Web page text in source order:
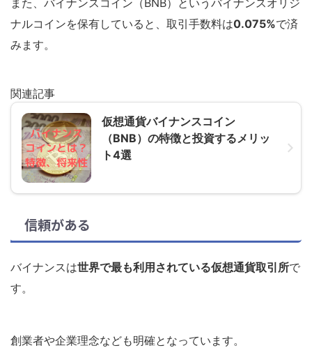
ナルコインを保有していると、取引手数料は0.075%で済
みます。
関連記事
仮想通貨バイナンスコイン
（BNB）の特徴と投資するメリッ
ト4選
信頼がある
バイナンスは世界で最も利用されている仮想通貨取引所で
す。
創業者や企業理念なども明確となっています。